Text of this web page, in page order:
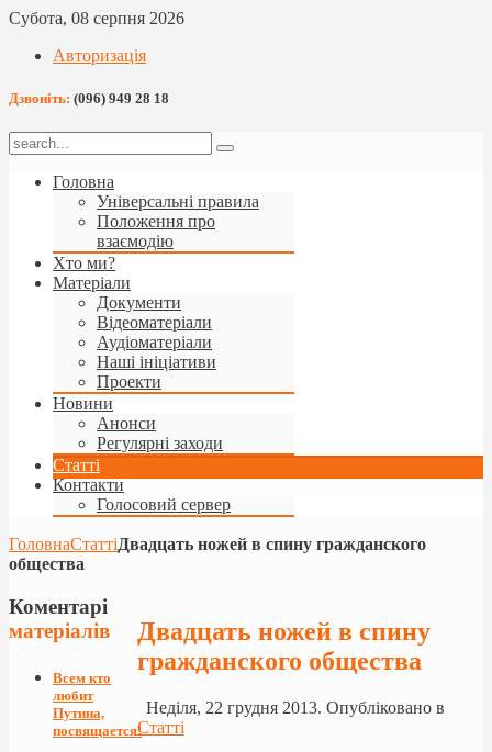
Субота, 08 серпня 2026
Авторизація
Дзвоніть: (096) 949 28 18
Головна
Універсальні правила
Положення про
взаємодію
Хто ми?
Матеріали
Документи
Відеоматеріали
Аудіоматеріали
Наші ініціативи
Проекти
Новини
Анонси
Регулярні заходи
Статті
Контакти
Голосовий сервер
ГоловнаСтаттіДвадцать ножей в спину гражданского
общества
Двадцать ножей в спину
гражданского общества
Неділя, 22 грудня 2013. Опубліковано в
Статті
Коментарі
матеріалів
Всем кто
любит
Путина,
посвящается!